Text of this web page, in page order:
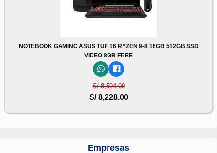
NOTEBOOK GAMING ASUS TUF 16 RYZEN 9-8 16GB 512GB SSD
VIDEO 8GB FREE
S/ 8,594.00
S/ 8,228.00
Empresas